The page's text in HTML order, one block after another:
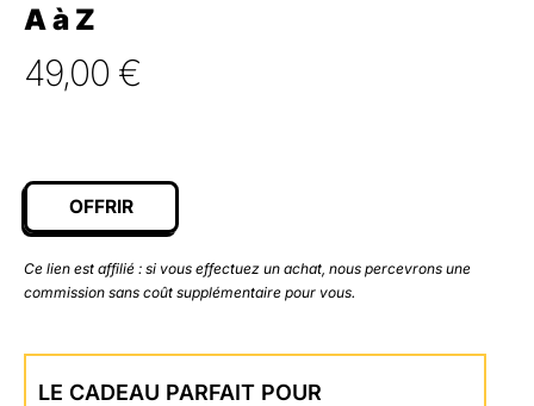
A à Z
49,00 €
OFFRIR
Ce lien est affilié : si vous effectuez un achat, nous percevrons une
commission sans coût supplémentaire pour vous.
LE CADEAU PARFAIT POUR